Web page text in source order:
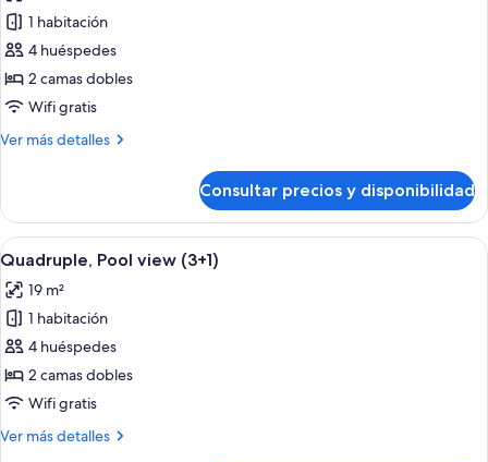
fotos
de
Habitación
cuádruple
(3
1 habitación
4 huéspedes
2 camas dobles
Wifi gratis
Ver más detalles
Más
cuádruple
estándar
(3
1)
Consultar precios y disponibilidad
Abrir
todas
las
fotos
de
Quadruple,
Pool
(3+1)
Un hotel con varios balcones, piscina
11
Quadruple, Pool view (3+1)
19 m²
1 habitación
4 huéspedes
2 camas dobles
Wifi gratis
Ver más detalles
Más